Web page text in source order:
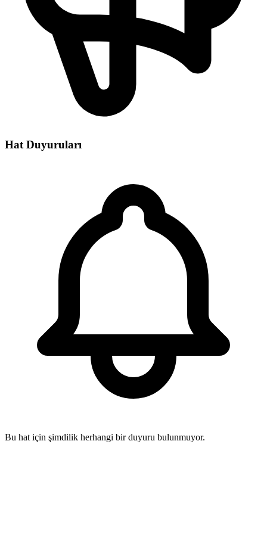
Hat Duyuruları
Bu hat için şimdilik herhangi bir duyuru bulunmuyor.